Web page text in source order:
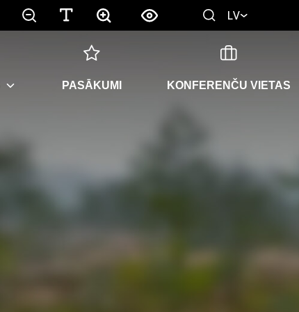
LV
PASĀKUMI KONFERENČU VIETAS